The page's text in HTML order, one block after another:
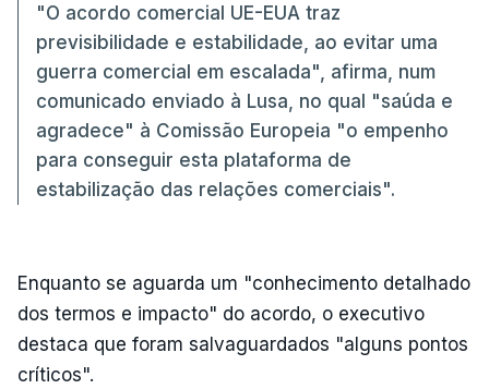
"O acordo comercial UE-EUA traz
previsibilidade e estabilidade, ao evitar uma
guerra comercial em escalada", afirma, num
comunicado enviado à Lusa, no qual "saúda e
agradece" à Comissão Europeia "o empenho
para conseguir esta plataforma de
estabilização das relações comerciais".
Enquanto se aguarda um "conhecimento detalhado
dos termos e impacto" do acordo, o executivo
destaca que foram salvaguardados "alguns pontos
críticos".